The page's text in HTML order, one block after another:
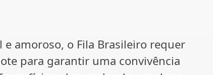
amoroso, o Fila Brasileiro requer
para garantir uma convivência